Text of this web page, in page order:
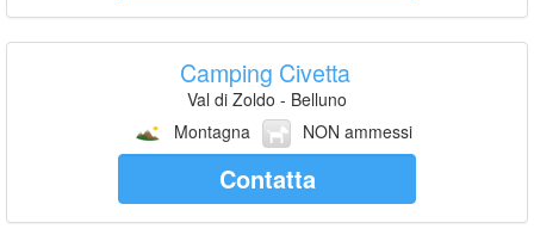
Camping Civetta
Val di Zoldo - Belluno
Montagna
NON ammessi
Contatta